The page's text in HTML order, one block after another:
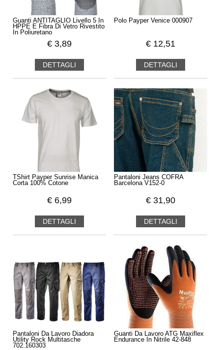
Guanti ANTITAGLIO Livello 5 In
HPPE E Fibra Di Vetro Rivestito
In Poliuretano
€ 3,89
DETTAGLI
Polo Payper Venice 000907
€ 12,51
DETTAGLI
TShirt Payper Sunrise Manica
Corta 100% Cotone
€ 6,99
DETTAGLI
Pantaloni Jeans COFRA
Barcelona V152-0
€ 31,90
DETTAGLI
Pantaloni Da Lavoro Diadora
Utility Rock Multitasche
702.160303
Guanti Da Lavoro ATG Maxiflex
Endurance In Nitrile 42-848